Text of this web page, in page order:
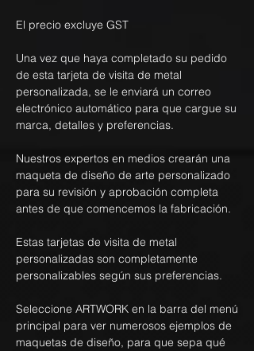
El precio excluye GST
Una vez que haya completado su pedido
de esta tarjeta de visita de metal
personalizada, se le enviará un correo
electrónico automático para que cargue su
marca, detalles y preferencias.
Nuestros expertos en medios crearán una
maqueta de diseño de arte personalizado
para su revisión y aprobación completa
antes de que comencemos la fabricación.
Estas tarjetas de visita de metal
personalizadas son completamente
personalizables según sus preferencias.
Seleccione ARTWORK en la barra del menú
principal para ver numerosos ejemplos de
maquetas de diseño, para que sepa qué